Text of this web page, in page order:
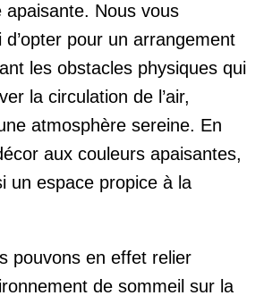
apaisante. Nous vous
pour un arrangement
les obstacles physiques qui
la circulation de l’air,
atmosphère sereine. En
aux couleurs apaisantes,
un espace propice à la
pouvons en effet relier
de sommeil sur la